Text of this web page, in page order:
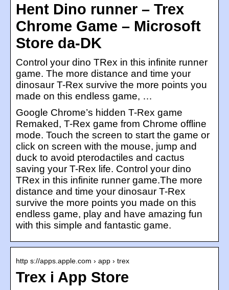
Hent Dino runner – Trex
Chrome Game – Microsoft
Store da-DK
Control your dino TRex in this infinite runner
game. The more distance and time your
dinosaur T-Rex survive the more points you
made on this endless game, …
Google Chrome’s hidden T-Rex game
Remaked, T-Rex game from Chrome offline
mode. Touch the screen to start the game or
click on screen with the mouse, jump and
duck to avoid pterodactiles and cactus
saving your T-Rex life. Control your dino
TRex in this infinite runner game.The more
distance and time your dinosaur T-Rex
survive the more points you made on this
endless game, play and have amazing fun
with this simple and fantastic game.
http s://apps.apple.com › app › trex
Trex i App Store